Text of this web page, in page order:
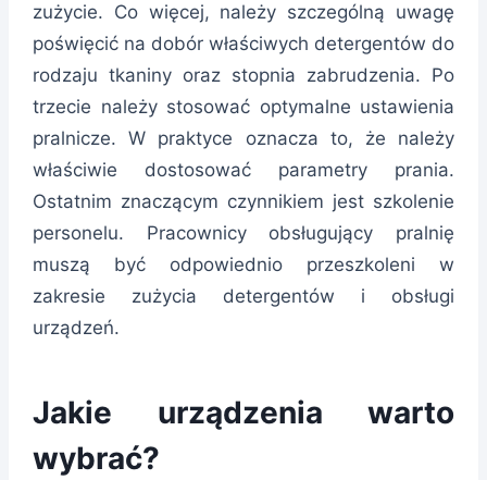
zużycie. Co więcej, należy szczególną uwagę
poświęcić na dobór właściwych detergentów do
rodzaju tkaniny oraz stopnia zabrudzenia. Po
trzecie należy stosować optymalne ustawienia
pralnicze. W praktyce oznacza to, że należy
właściwie dostosować parametry prania.
Ostatnim znaczącym czynnikiem jest szkolenie
personelu. Pracownicy obsługujący pralnię
muszą być odpowiednio przeszkoleni w
zakresie zużycia detergentów i obsługi
urządzeń.
Jakie urządzenia warto
wybrać?